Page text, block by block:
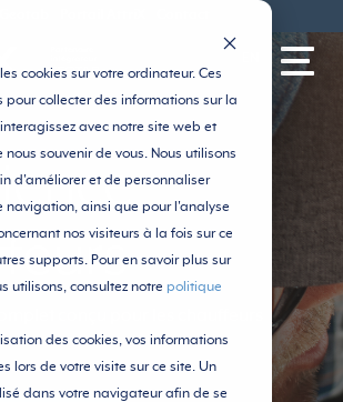
cookies sur votre ordinateur. Ces
pour collecter des informations sur la
avec notre site web et
souvenir de vous. Nous utilisons
d'améliorer et de personnaliser
navigation, ainsi que pour l'analyse
nos visiteurs à la fois sur ce
supports. Pour en savoir plus sur
utilisons, consultez notre politique
des cookies, vos informations
lors de votre visite sur ce site. Un
dans votre navigateur afin de se
conçu pour les chauffeurs